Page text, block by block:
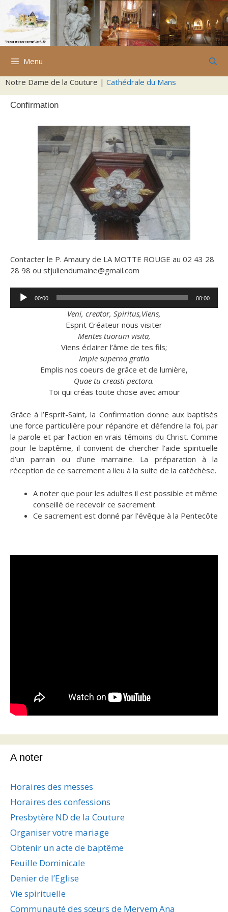
Aller
contenu
Menu
Notre Dame de la Couture | Cathédrale du Mans
Confirmation
Contacter le P. Amaury de LA MOTTE ROUGE au 02 43 28
28 98 ou stjuliendumaine@gmail.com
Lecteur
audio
00:00 00:00
Veni, creator, Spiritus,Viens,
Esprit Créateur nous visiter
Mentes tuorum visita,
Viens éclairer l’âme de tes fils;
Imple superna gratia
Emplis nos coeurs de grâce et de lumière,
Quae tu creasti pectora.
Toi qui créas toute chose avec amour
Grâce à l’Esprit-Saint, la Confirmation donne aux baptisés
une force particulière pour répandre et défendre la foi, par
la parole et par l’action en vrais témoins du Christ. Comme
pour le baptême, il convient de chercher l’aide spirituelle
d’un parrain ou d’une marraine. La préparation à la
réception de ce sacrement a lieu à la suite de la catéchèse.
A noter que pour les adultes il est possible et même
conseillé de recevoir ce sacrement.
Ce sacrement est donné par l’évêque à la Pentecôte
A noter
Horaires des messes
Horaires des confessions
Presbytère ND de la Couture
Organiser votre mariage
Obtenir un acte de baptême
Feuille Dominicale
Denier de l’Eglise
Vie spirituelle
Communauté des sœurs de Meryem Ana